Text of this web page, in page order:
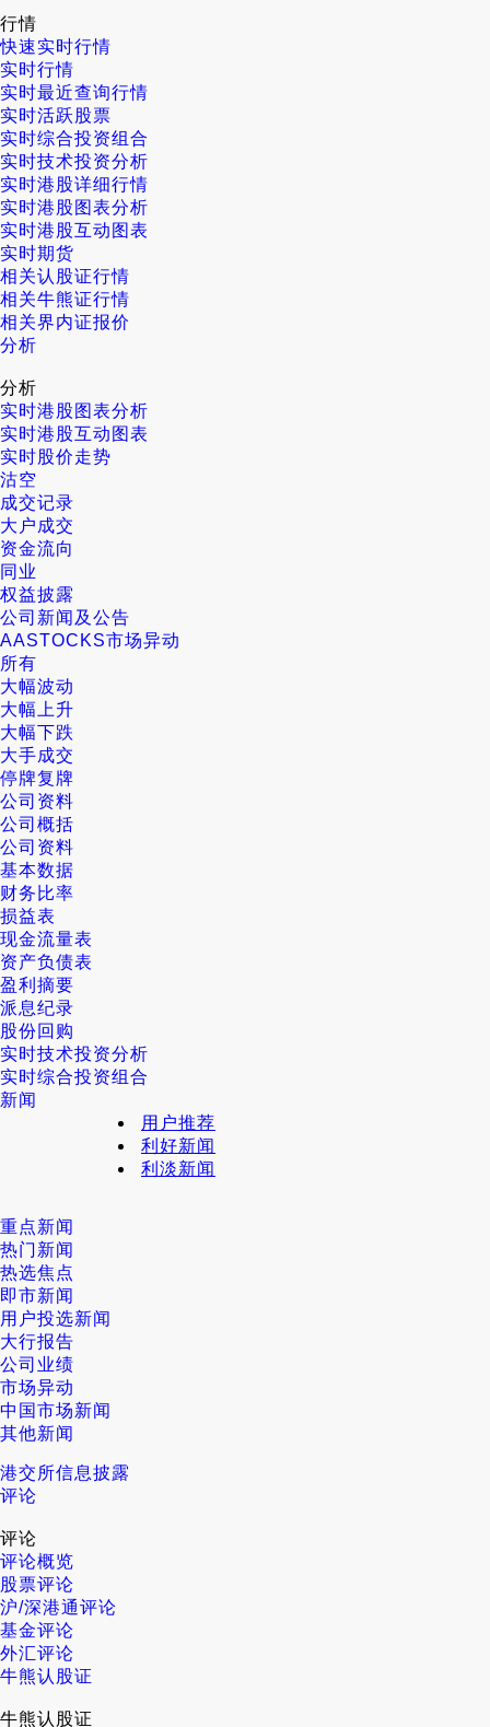
行情
快速实时行情
实时行情
实时最近查询行情
实时活跃股票
实时综合投资组合
实时技术投资分析
实时港股详细行情
实时港股图表分析
实时港股互动图表
实时期货
相关认股证行情
相关牛熊证行情
相关界内证报价
分析
分析
实时港股图表分析
实时港股互动图表
实时股价走势
沽空
成交记录
大户成交
资金流向
同业
权益披露
公司新闻及公告
AASTOCKS市场异动
所有
大幅波动
大幅上升
大幅下跌
大手成交
停牌复牌
公司资料
公司概括
公司资料
基本数据
财务比率
损益表
现金流量表
资产负债表
盈利摘要
派息纪录
股份回购
实时技术投资分析
实时综合投资组合
新闻
重点新闻
热门新闻
热选焦点
即市新闻
用户投选新闻
大行报告
公司业绩
市场异动
中国市场新闻
其他新闻
港交所信息披露
用户推荐
利好新闻
利淡新闻
评论
评论
评论概览
股票评论
沪/深港通评论
基金评论
外汇评论
牛熊认股证
牛熊认股证